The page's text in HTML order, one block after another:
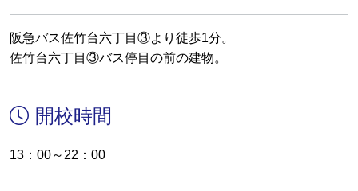
阪急バス佐竹台六丁目③より徒歩1分。
佐竹台六丁目③バス停目の前の建物。
開校時間
13：00～22：00